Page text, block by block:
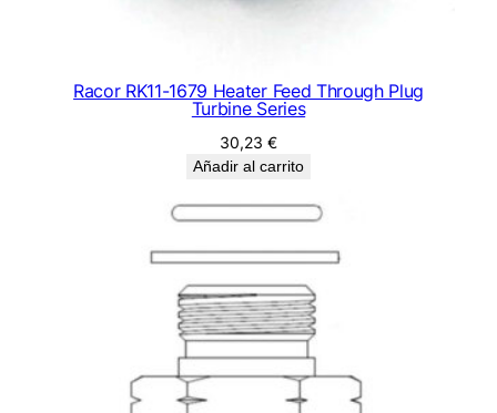
Racor RK11-1679 Heater Feed Through Plug
Turbine Series
30,23 €
Añadir al carrito